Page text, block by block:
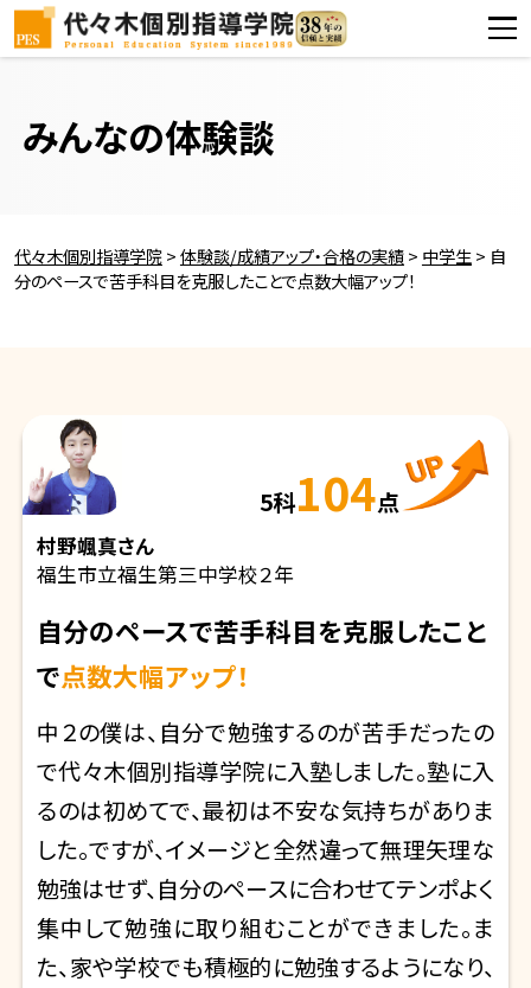
みんなの体験談
代々木個別指導学院>体験談/成績アップ・合格の実績> 中学生> 自
分のペースで苦手科目を克服したことで点数大幅アップ！
5科104点
村野颯真さん
福生市立福生第三中学校２年
自分のペースで苦手科目を克服したこと
で点数大幅アップ！
中２の僕は、自分で勉強するのが苦手だったの
で代々木個別指導学院に入塾しました。塾に入
るのは初めてで、最初は不安な気持ちがありま
した。ですが、イメージと全然違って無理矢理な
勉強はせず、自分のペースに合わせてテンポよく
集中して勉強に取り組むことができました。ま
た、家や学校でも積極的に勉強するようになり、